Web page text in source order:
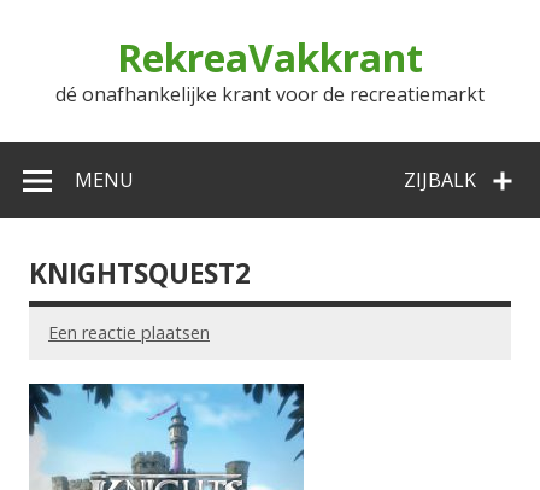
RekreaVakkrant
dé onafhankelijke krant voor de recreatiemarkt
ZIJBALK
MENU
KNIGHTSQUEST2
Een reactie plaatsen